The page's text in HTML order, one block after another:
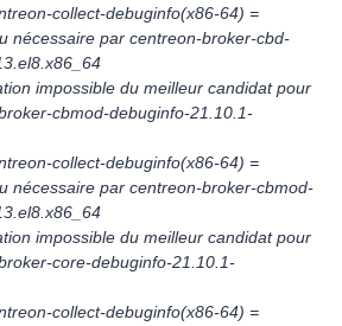
collect-debuginfo(x86-64) =
nécessaire par centreon-broker-cbd-
impossible du meilleur candidat pour
cbmod-debuginfo-21.10.1-
collect-debuginfo(x86-64) =
nécessaire par centreon-broker-cbmod-
impossible du meilleur candidat pour
core-debuginfo-21.10.1-
collect-debuginfo(x86-64) =